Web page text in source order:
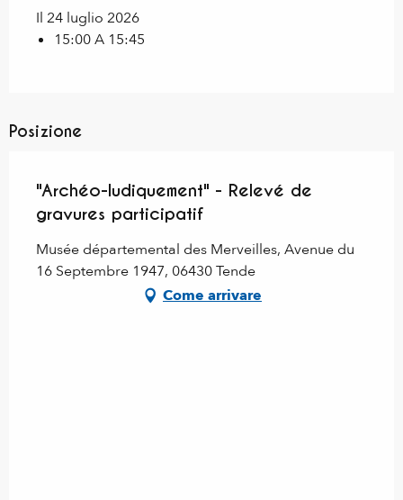
Il 24 luglio 2026
15:00 A 15:45
Posizione
"Archéo-ludiquement" - Relevé de
gravures participatif
Musée départemental des Merveilles, Avenue du
16 Septembre 1947, 06430 Tende
Come arrivare